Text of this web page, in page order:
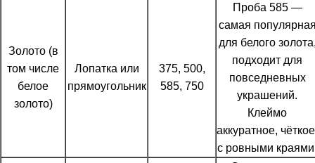
Золото (в
том числе
белое
золото)
Лопатка или
прямоугольник
375, 500,
585, 750
Проба 585 —
самая
для белого
подходит для
повседневных
украшений.
Клеймо
аккуратное,
с ровными